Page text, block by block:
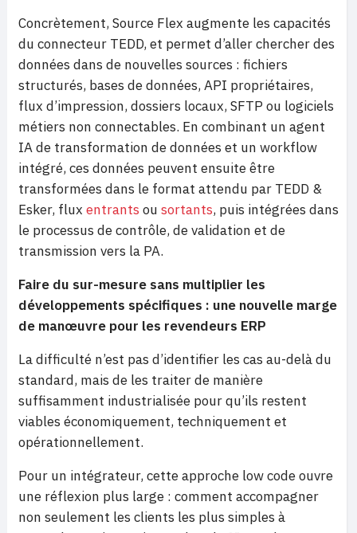
Concrètement, Source Flex augmente les capacités
du connecteur TEDD, et permet d’aller chercher des
données dans de nouvelles sources : fichiers
structurés, bases de données, API propriétaires,
flux d’impression, dossiers locaux, SFTP ou logiciels
métiers non connectables. En combinant un agent
IA de transformation de données et un workflow
intégré, ces données peuvent ensuite être
transformées dans le format attendu par TEDD &
Esker, flux entrants ou sortants, puis intégrées dans
le processus de contrôle, de validation et de
transmission vers la PA.
Faire du sur-mesure sans multiplier les
développements spécifiques : une nouvelle marge
de manœuvre pour les revendeurs ERP
La difficulté n’est pas d’identifier les cas au-delà du
standard, mais de les traiter de manière
suffisamment industrialisée pour qu’ils restent
viables économiquement, techniquement et
opérationnellement.
Pour un intégrateur, cette approche low code ouvre
une réflexion plus large : comment accompagner
non seulement les clients les plus simples à